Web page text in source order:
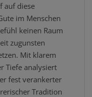
auf diese
im Menschen
keinen Raum
zugunsten
Mit klarem
Tiefe analysiert
fest verankerter
Tradition